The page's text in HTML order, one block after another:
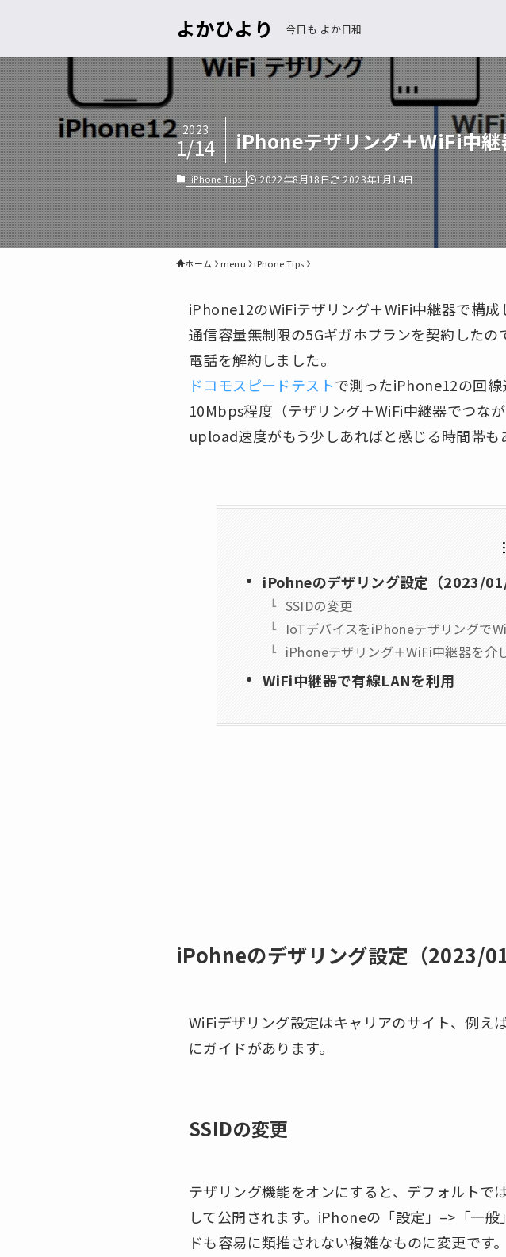
よかひより 今日も よか日和
iPhoneテザリング＋WiFi中継
2023
1/14
iPhone Tips 2022年8月18日 2023年1月14日
ホーム menu iPhone Tips
iPhone12のWiFiテザリング＋WiFi中継器で構
通信容量無制限の5Gギガホプランを契約した
電話を解約しました。
ドコモスピードテストで測ったiPhone12の回
10Mbps程度（テザリング＋WiFi中継器でつな
upload速度がもう少しあればと感じる時間帯も
iPohneのデザリング設定（2023/01/
SSIDの変更
IoTデバイスをiPhoneテザリングで
iPhoneテザリング＋WiFi中継器を介
WiFi中継器で有線LANを利用
iPohneのデザリング設定（2023/
WiFiデザリング設定はキャリアのサイト、例え
にガイドがあります。
SSIDの変更
テザリング機能をオンにすると、デフォルトで
して公開されます。iPhoneの「設定」–>「一
ドも容易に類推されない複雑なものに変更です。